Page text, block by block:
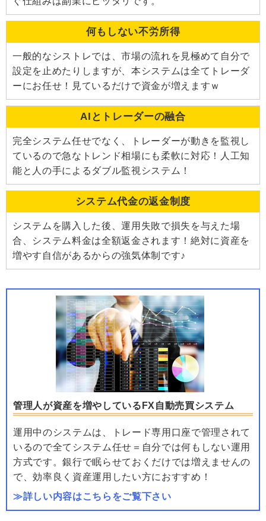
何もしない不労所得
一般的なシストレでは、市場の流れを見極めて自分で
設定を止めたりしますが、本システムは全てトレーダ
ーにお任せ！見ているだけで資金が増えますｗ
AIとトレーダーの融合
完全システム任せでなく、トレーダーが動きを監視し
ているので急なトレンド相場にも柔軟に対応！人工知
能と人の手によるダブル監視システム！
システム代金の返金制度
システムを購入した後、運用失敗で損失を与えた場
合、システム料金は全額返金されます！絶対に資産を
増やす自信があるからの強気体制です♪
管理人が資産を増やしているFX自動売買システム
運用中のシステムは、トレード専用口座で管理されて
いるので全てシステム任せ＝自分では何もしない運用
方式です。銀行で眠らせておくだけでは増えませんの
で、効率良く資産運用したい方におすすめ！
≫詳しい内容はこちらをご覧下さい